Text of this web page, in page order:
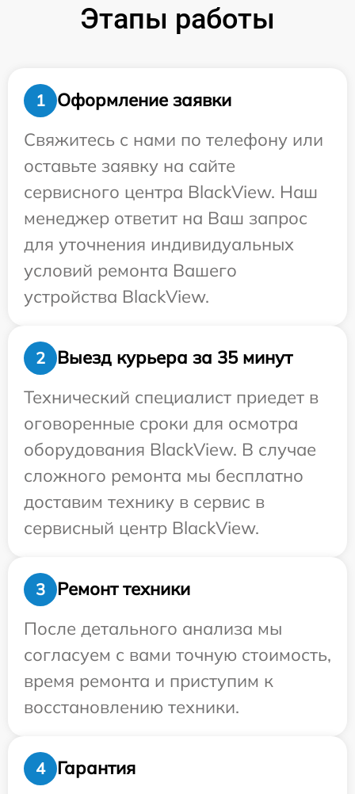
Этапы работы
1
Оформление заявки
Свяжитесь с нами по телефону или
оставьте заявку на сайте
сервисного центра BlackView. Наш
менеджер ответит на Ваш запрос
для уточнения индивидуальных
условий ремонта Вашего
устройства BlackView.
2
Выезд курьера за 35 минут
Технический специалист приедет в
оговоренные сроки для осмотра
оборудования BlackView. В случае
сложного ремонта мы бесплатно
доставим технику в сервис в
сервисный центр BlackView.
3
Ремонт техники
После детального анализа мы
согласуем с вами точную стоимость,
время ремонта и приступим к
восстановлению техники.
4 Гарантия